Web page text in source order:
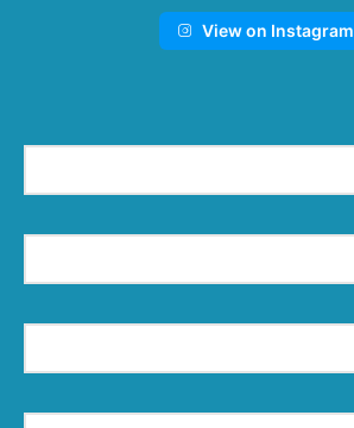
View on Instagram